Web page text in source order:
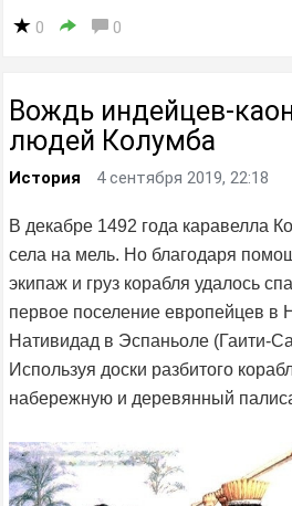
0 0
Вождь индейцев-
людей Колумба
История 4 сентября 2019, 22:18
В декабре 1492 года каравелла
села на мель. Но благодаря
экипаж и груз корабля удалось
первое поселение европейцев в
Нативидад в Эспаньоле (Гаити-
Используя доски разбитого
набережную и деревянный